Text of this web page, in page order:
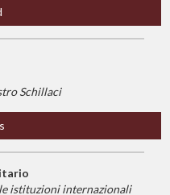
Schillaci
istituzioni internazionali